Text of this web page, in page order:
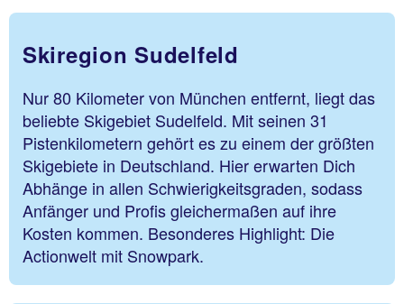
Skiregion Sudelfeld
Nur 80 Kilometer von München entfernt, liegt das
beliebte Skigebiet Sudelfeld. Mit seinen 31
Pistenkilometern gehört es zu einem der größten
Skigebiete in Deutschland. Hier erwarten Dich
Abhänge in allen Schwierigkeitsgraden, sodass
Anfänger und Profis gleichermaßen auf ihre
Kosten kommen. Besonderes Highlight: Die
Actionwelt mit Snowpark.